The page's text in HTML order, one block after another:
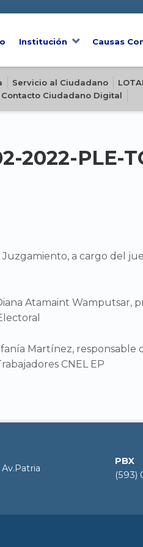
Institución Causas
Servicio al Ciudadano
Contacto Ciudadano Digital
2022-PLE-
a cargo del
Atamaint Wamputsar,
Martínez, responsable
CNEL EP
PBX
(593)